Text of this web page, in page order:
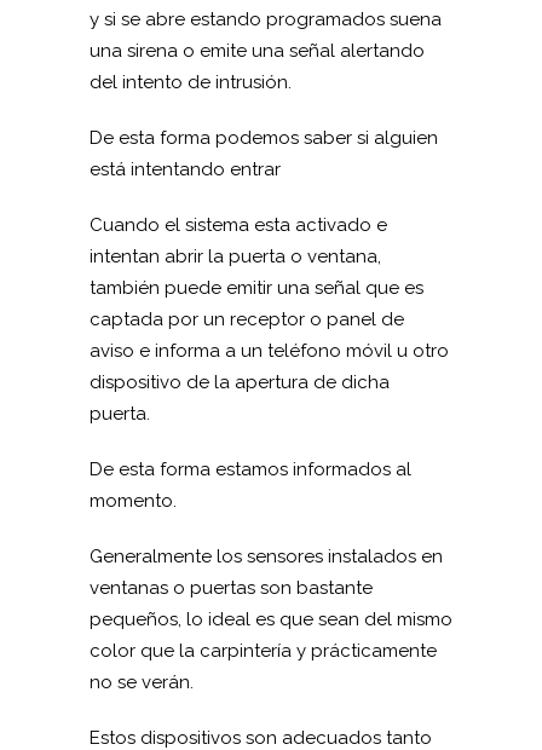
y si se abre estando programados suena
una sirena o emite una señal alertando
del intento de intrusión.
De esta forma podemos saber si alguien
está intentando entrar
Cuando el sistema esta activado e
intentan abrir la puerta o ventana,
también puede emitir una señal que es
captada por un receptor o panel de
aviso e informa a un teléfono móvil u otro
dispositivo de la apertura de dicha
puerta.
De esta forma estamos informados al
momento.
Generalmente los sensores instalados en
ventanas o puertas son bastante
pequeños, lo ideal es que sean del mismo
color que la carpintería y prácticamente
no se verán.
Estos dispositivos son adecuados tanto